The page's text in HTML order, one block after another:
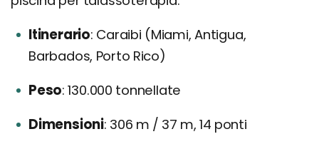
Itinerario Caraibi (Miami, Antigua,
Barbados, Porto Rico)
Peso 130.000 tonnellate
Dimensioni 306 m / 37 m, 14 ponti